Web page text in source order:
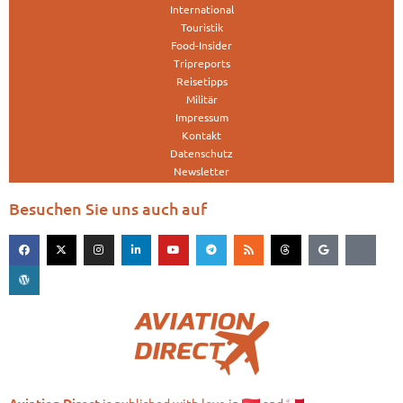
International
Touristik
Food-Insider
Tripreports
Reisetipps
Militär
Impressum
Kontakt
Datenschutz
Newsletter
Besuchen Sie uns auch auf